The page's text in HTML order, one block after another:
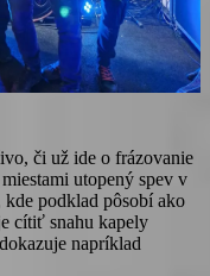
či už ide o frázovanie
utopený spev v
kde podklad pôsobí ako
cítiť snahu kapely
napríklad